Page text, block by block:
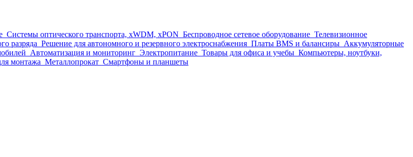
Системы оптического транспорта, xWDM, xPON Беспроводное сетевое оборудование Телевизионное
разряда Решение для автономного и резервного электроснабжения Платы BMS и балансиры Аккумуляторные
Автоматизация и мониторинг Электропитание Товары для офиса и учебы Компьютеры, ноутбуки,
монтажа Металлопрокат Смартфоны и планшеты